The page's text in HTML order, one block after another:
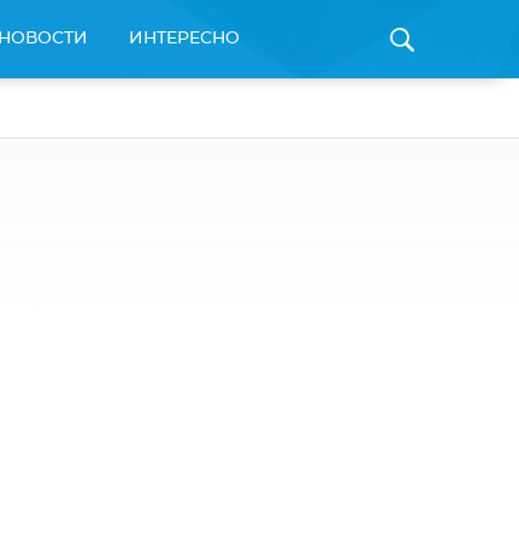
НОВОСТИ ИНТЕРЕСНО